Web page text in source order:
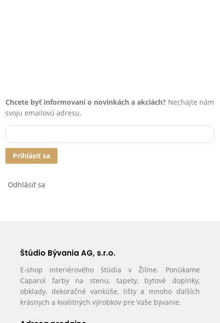
Chcete byť informovaní o novinkách a akciách? Nechajte nám
svoju emailovú adresu.
Prihlásiť sa
Odhlásiť sa
Štúdio Bývania AG, s.r.o.
E-shop interiérového štúdia v Žiline. Ponúkame
Caparol farby na stenu, tapety, bytové doplnky,
obklady, dekoračné vankúše, lišty a mnoho ďalších
krásnych a kvalitných výrobkov pre Vaše bývanie.